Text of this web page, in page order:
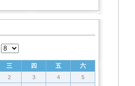
三 四 五 六
2 3 4
5